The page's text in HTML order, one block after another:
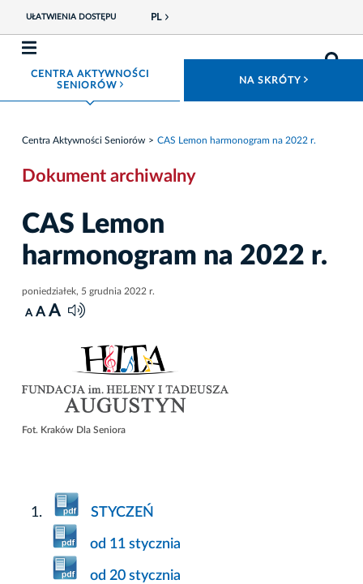
UŁATWIENIA DOSTĘPU PL
CENTRA AKTYWNOŚCI
SENIORÓWROZWIŃ MENU NA SKRÓTY
Centra Aktywności Seniorów CAS Lemon harmonogram na 2022 r.
Dokument archiwalny
CAS Lemon
harmonogram na 2022 r.
poniedziałek, 5 grudnia 2022 r.
A A A
Fot. Kraków Dla Seniora
STYCZEŃ
od 11 stycznia
od 20 stycznia